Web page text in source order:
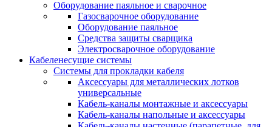
Оборудование паяльное и сварочное
Газосварочное оборудование
Оборудование паяльное
Средства защиты сварщика
Электросварочное оборудование
Кабеленесущие системы
Системы для прокладки кабеля
Аксессуары для металлических лотков
универсальные
Кабель-каналы монтажные и аксессуары
Кабель-каналы напольные и аксессуары